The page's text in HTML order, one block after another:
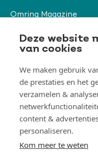
Deze website
van cookies
We maken gebruik
de prestaties en het
verzamelen &
content &
personaliseren.
Kom meer te weten
Omring Magazine
Verwijzers
Organisatie & beleid